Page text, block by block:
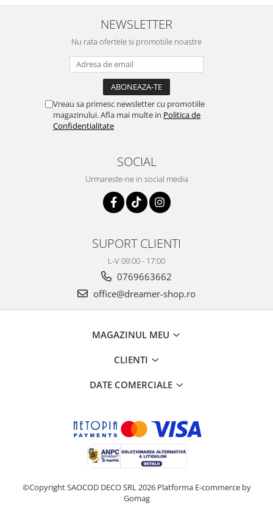
NEWSLETTER
Nu rata ofertele si promotiile noastre
Vreau sa primesc newsletter cu promotiile
magazinului. Afla mai multe in Politica de
Confidentialitate
SOCIAL
Urmareste-ne in social media
SUPORT CLIENTI
L-V 09:00 - 17:00
0769663662
office@dreamer-shop.ro
MAGAZINUL MEU
CLIENTI
DATE COMERCIALE
©Copyright SAOCOD DECO SRL 2026 Platforma E-commerce by
Gomag